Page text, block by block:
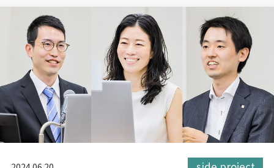
す） す） す）